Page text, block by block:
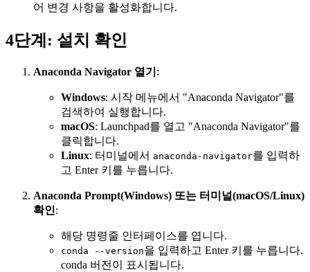
어 변경 사항을 활성화합니다.
4단계: 설치 확인
Anaconda Navigator 열기 :
Windows: 시작 메뉴에서 "Anaconda Navigator"를
검색하여 실행합니다.
macOS: Launchpad를 열고 "Anaconda Navigator"를
클릭합니다.
Linux: 터미널에서 anaconda-navigator를 입력하
고 Enter 키를 누릅니다.
Anaconda Prompt(Windows) 또는 터미널(macOS/Linux)
확인:
해당 명령줄 인터페이스를 엽니다.
conda --version을 입력하고 Enter 키를 누릅니다.
conda 버전이 표시됩니다.